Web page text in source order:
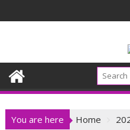
to
You are here Home